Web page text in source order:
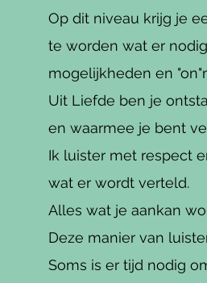
Op dit niveau krijg je
te worden wat er
mogelijkheden en
Uit Liefde ben je
en waarmee je bent
Ik luister met respect
wat er wordt verteld.
Alles wat je aankan
Deze manier van
Soms is er tijd nodig